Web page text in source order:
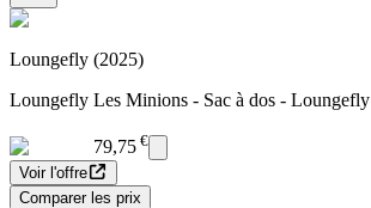
Loungefly (2025)
Loungefly Les Minions - Sac à dos - Loungefly
79,75 €
Voir l'offre
Comparer les prix